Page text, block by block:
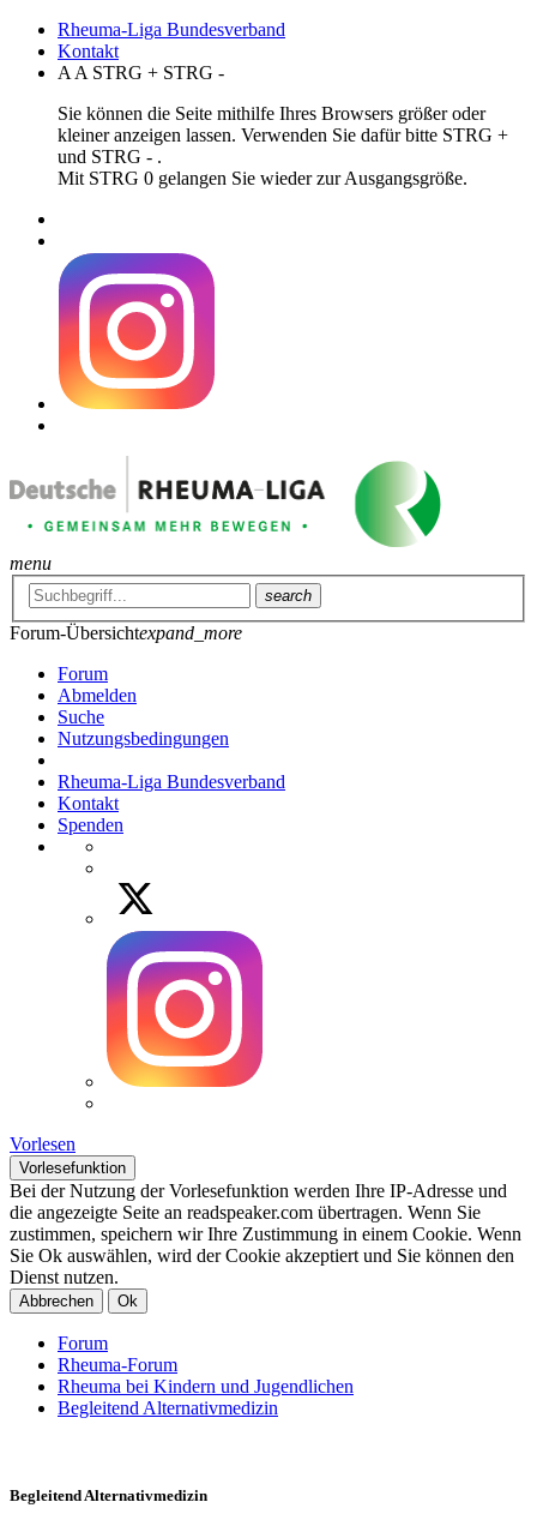
Rheuma-Liga Bundesverband
Kontakt
A A STRG + STRG -
Sie können die Seite mithilfe Ihres Browsers größer oder
kleiner anzeigen lassen. Verwenden Sie dafür bitte STRG +
und STRG - .
Mit STRG 0 gelangen Sie wieder zur Ausgangsgröße.
menu
search
Forum-Übersichtexpand_more
Forum
Abmelden
Suche
Nutzungsbedingungen
Rheuma-Liga Bundesverband
Kontakt
Spenden
Vorlesen
Vorlesefunktion
Bei der Nutzung der Vorlesefunktion werden Ihre IP-Adresse und
die angezeigte Seite an readspeaker.com übertragen. Wenn Sie
zustimmen, speichern wir Ihre Zustimmung in einem Cookie. Wenn
Sie Ok auswählen, wird der Cookie akzeptiert und Sie können den
Dienst nutzen.
Abbrechen Ok
Forum
Rheuma-Forum
Rheuma bei Kindern und Jugendlichen
Begleitend Alternativmedizin
Begleitend Alternativmedizin